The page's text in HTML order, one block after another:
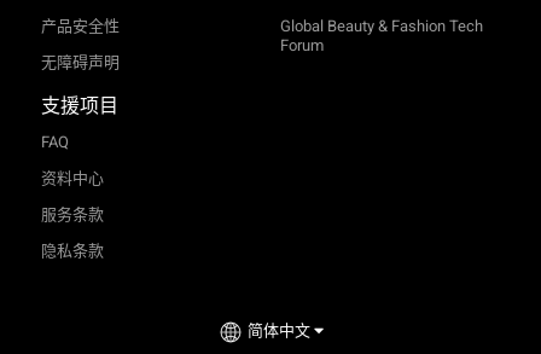
产品安全性
无障碍声明
Global Beauty & Fashion Tech
Forum
支援项目
FAQ
资料中心
服务条款
隐私条款
简体中文